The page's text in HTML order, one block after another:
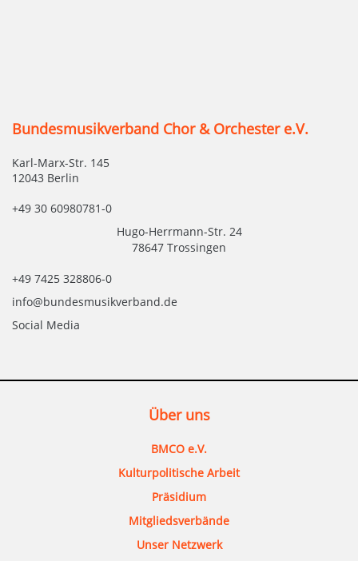
Bundesmusikverband Chor & Orchester e.V.
Karl-Marx-Str. 145
12043 Berlin
+49 30 60980781-0
Hugo-Herrmann-Str. 24
78647 Trossingen
+49 7425 328806-0
info@bundesmusikverband.de
Social Media
Über uns
BMCO e.V.
Kulturpolitische Arbeit
Präsidium
Mitgliedsverbände
Unser Netzwerk